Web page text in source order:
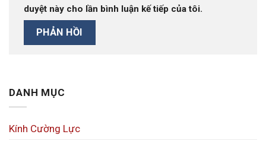
duyệt này cho lần bình luận kế tiếp của tôi.
DANH MỤC
Kính Cường Lực